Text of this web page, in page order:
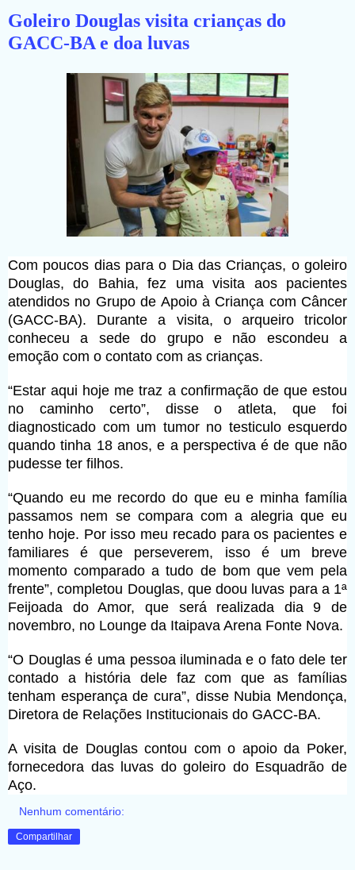
Goleiro Douglas visita crianças do
GACC-BA e doa luvas
Com poucos dias para o Dia das Crianças, o goleiro
Douglas, do Bahia, fez uma visita aos pacientes
atendidos no Grupo de Apoio à Criança com Câncer
(GACC-BA). Durante a visita, o arqueiro tricolor
conheceu a sede do grupo e não escondeu a
emoção com o contato com as crianças.
“Estar aqui hoje me traz a confirmação de que estou
no caminho certo”, disse o atleta, que foi
diagnosticado com um tumor no testiculo esquerdo
quando tinha 18 anos, e a perspectiva é de que não
pudesse ter filhos.
“Quando eu me recordo do que eu e minha família
passamos nem se compara com a alegria que eu
tenho hoje. Por isso meu recado para os pacientes e
familiares é que perseverem, isso é um breve
momento comparado a tudo de bom que vem pela
frente”, completou Douglas, que doou luvas para a 1ª
Feijoada do Amor, que será realizada dia 9 de
novembro, no Lounge da Itaipava Arena Fonte Nova.
“O Douglas é uma pessoa iluminada e o fato dele ter
contado a história dele faz com que as famílias
tenham esperança de cura”, disse Nubia Mendonça,
Diretora de Relações Institucionais do GACC-BA.
A visita de Douglas contou com o apoio da Poker,
fornecedora das luvas do goleiro do Esquadrão de
Aço.
Nenhum comentário:
Compartilhar